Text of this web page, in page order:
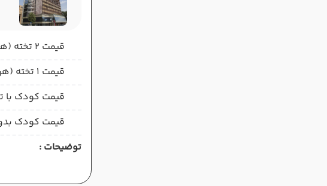
قیمت 2 تخته (هرنفر)
قیمت 1 تخته (هرنفر)
قیمت کودک با
قیمت کودک
توضیحات :